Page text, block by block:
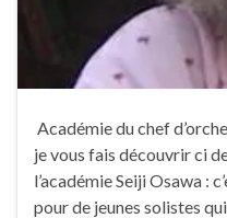
Académie du chef
je vous fais découvrir ci
l’académie Seiji Osawa :
pour de jeunes solistes